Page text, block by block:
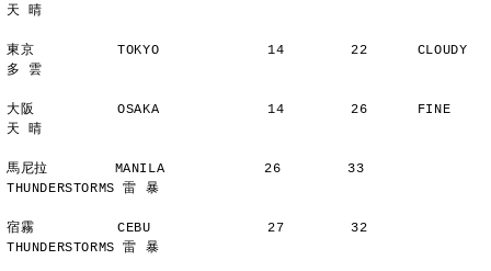
天 晴
東京          TOKYO             14        22      CLOUDY
多 雲
大阪          OSAKA             14        26      FINE
天 晴
馬尼拉        MANILA            26        33
THUNDERSTORMS 雷 暴
宿霧          CEBU              27        32
THUNDERSTORMS 雷 暴